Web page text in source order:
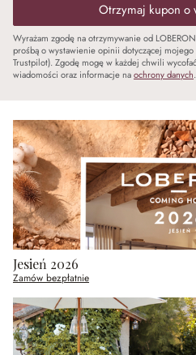
Otrzymaj kupon o
Wyrażam zgodę na otrzymywanie od
prośbą o wystawienie opinii dotyczącej
Trustpilot). Zgodę mogę w każdej chwili
wiadomości oraz informacje naochrony danych.
Jesień 2026
Zamów bezpłatnie